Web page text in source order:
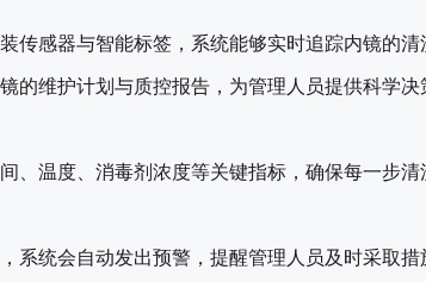
传感器与智能标签，系统能够实时追踪内镜的
维护计划与质控报告，为管理人员提供科学决
、温度、消毒剂浓度等关键指标，确保每一步
系统会自动发出预警，提醒管理人员及时采取